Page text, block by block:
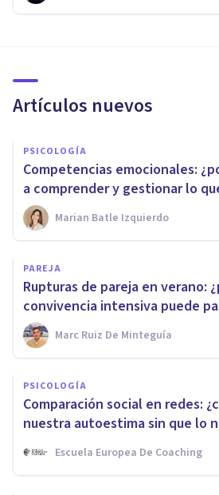
Artículos nuevos
PSICOLOGÍA
Competencias emocionales:
a comprender y gestionar lo
Marian Batle Izquierdo
PAREJA
Rupturas de pareja en verano:
convivencia intensiva puede
Marc Ruiz De Minteguía
PSICOLOGÍA
Comparación social en redes:
nuestra autoestima sin que lo
Escuela Europea De Coaching